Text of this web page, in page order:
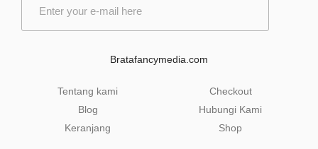
Bratafancymedia.com
Tentang kami
Blog
Keranjang
Checkout
Hubungi Kami
Shop